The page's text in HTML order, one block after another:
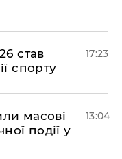
став
спорту
17:23
масові
події у
13:04